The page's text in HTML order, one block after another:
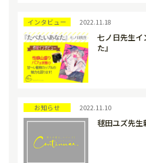
インタビュー 2022.11.18
七ノ日先生イ
た』
お知らせ 2022.11.10
毬田ユズ先生